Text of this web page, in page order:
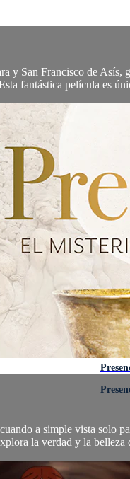
y San Francisco de
fantástica película es
a simple vista
la verdad y la belleza